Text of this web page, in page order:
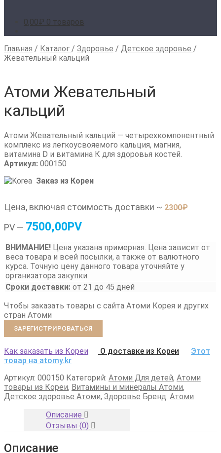
0,00₽ 0 товаров
Главная / Каталог / Здоровье / Детское здоровье /
Жевательный кальций
Атоми Жевательный
кальций
Атоми Жевательный кальций — четырехкомпонентный
комплекс из легкоусвояемого кальция, магния,
витамина D и витамина К для здоровья костей.
Артикул: 000150
Заказ из Кореи
Цена, включая стоимость доставки ~ 2300₽
PV — 7500,00PV
ВНИМАНИЕ! Цена указана примерная. Цена зависит от
веса товара и всей посылки, а также от валютного
курса. Точную цену данного товара уточняйте у
организатора закупки.
Сроки доставки: от 21 до 45 дней
Чтобы заказать товары с сайта Атоми Корея и других
стран Атоми
ЗАРЕГИСТРИРОВАТЬСЯ
Как заказать из Кореи О доставке из Кореи
Этот
товар на atomy.kr
Артикул: 000150 Категорий: Атоми Для детей, Атоми
товары из Кореи, Витамины и минералы Атоми,
Детское здоровье Атоми, Здоровье Бренд: Атоми
Описание
Отзывы (0)
Описание